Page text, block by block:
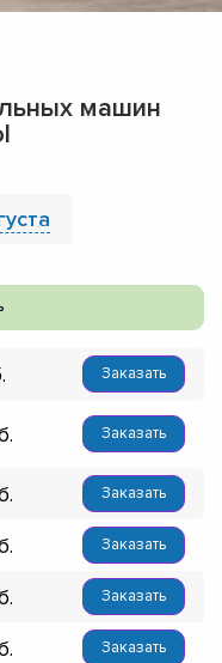
машин
Заказать
Заказать
Заказать
Заказать
Заказать
Заказать